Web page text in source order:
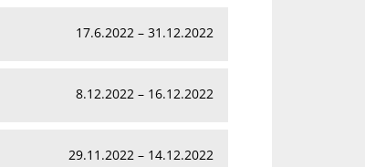
17.6.2022 – 31.12.2022
8.12.2022 – 16.12.2022
29.11.2022 – 14.12.2022